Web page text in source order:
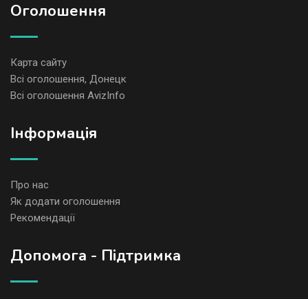
Оголошення
Карта сайту
Всі оголошення, Донецк
Всі оголошення AvizInfo
Iнформація
Про нас
Як додати оголошення
Рекомендації
Допомога - Підтримка